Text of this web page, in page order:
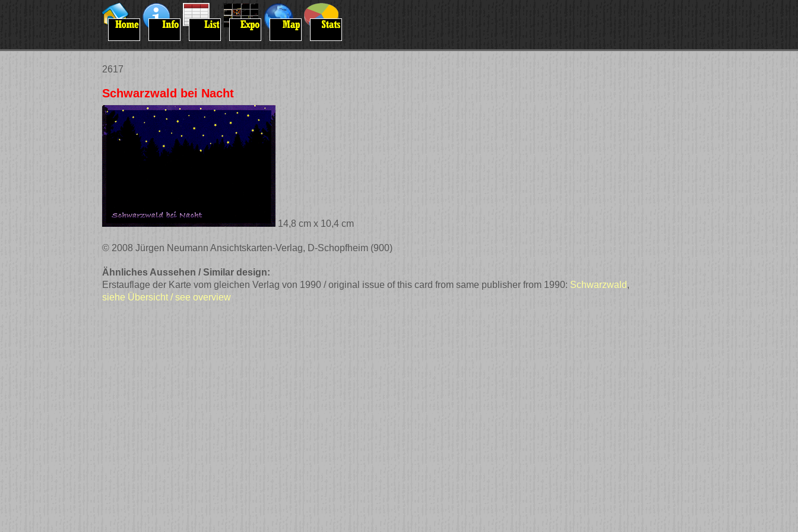
2617
Schwarzwald bei Nacht
14,8 cm x 10,4 cm
© 2008 Jürgen Neumann Ansichtskarten-Verlag, D-Schopfheim (900)
Ähnliches Aussehen / Similar design:
Erstauflage der Karte vom gleichen Verlag von 1990 / original issue of this card from same publisher from 1990: Schwarzwald ,
siehe Übersicht / see overview